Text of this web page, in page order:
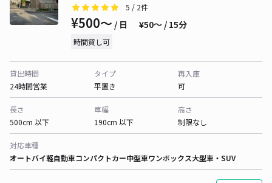
5 / 2件
¥500〜 / 日 ¥50〜 / 15分
時間貸し可
貸出時間
24時間営業
タイプ
平置き
再入庫
可
長さ
500cm 以下
車幅
190cm 以下
高さ
制限なし
対応車種
オートバイ軽自動車コンパクトカー中型車ワンボックス大型車・SUV